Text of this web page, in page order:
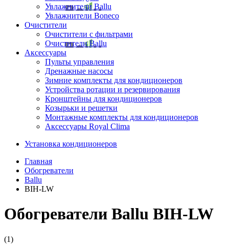
Увлажнители Ballu
Увлажнители Boneco
Очистители
Очистители с фильтрами
Очистители Ballu
Аксессуары
Пульты управления
Дренажные насосы
Зимние комплекты для кондиционеров
Устройства ротации и резервирования
Кронштейны для кондиционеров
Козырьки и решетки
Монтажные комплекты для кондиционеров
Аксессуары Royal Clima
Установка кондиционеров
Главная
Обогреватели
Ballu
BIH-LW
Обогреватели Ballu BIH-LW
(1)